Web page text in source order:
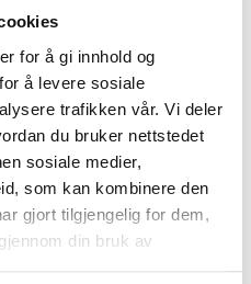
for å gi innhold og
å levere sosiale
trafikken vår. Vi deler
du bruker nettstedet
sosiale medier,
som kan kombinere den
gjort tilgjengelig for dem,
din bruk av
vi behandler dine
.
mer om hvordan vi
i vår